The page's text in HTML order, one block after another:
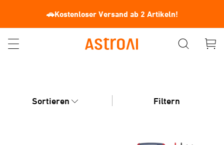
🚗Kostenloser Versand ab 2 Artikeln!
Sortieren Filtern